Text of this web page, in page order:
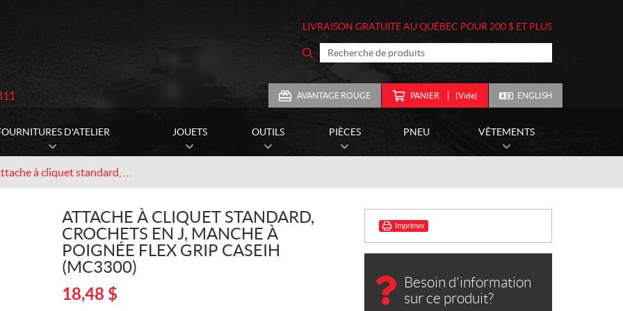
LIVRAISON GRATUITE AU QUÉBEC POUR 200 $ ET PLUS
AVANTAGE ROUGE PANIER (Vide) ENGLISH
D'ATELIER JOUETS OUTILS PIÈCES PNEU VÊTEMENTS
ATTACHE À CLIQUET STANDARD,
CROCHETS EN J, MANCHE À
POIGNÉE FLEX GRIP CASEIH
(MC3300)
18,48 $
Imprimer
Besoin d'information
sur ce produit?